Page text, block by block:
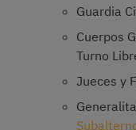
Guardia
Cuerpos
Turno
Jueces y